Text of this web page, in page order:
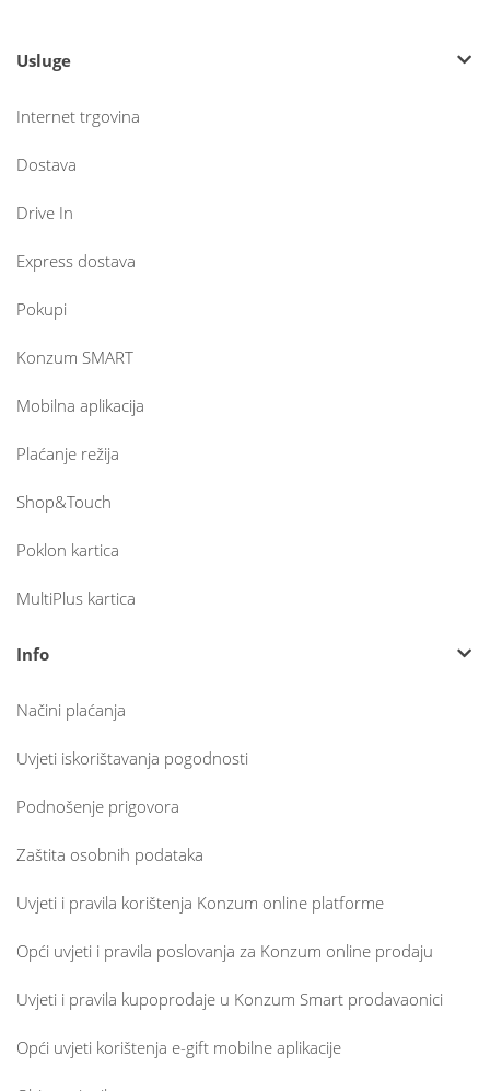
Usluge
Internet trgovina
Dostava
Drive In
Express dostava
Pokupi
Konzum SMART
Mobilna aplikacija
Plaćanje režija
Shop&Touch
Poklon kartica
MultiPlus kartica
Info
Načini plaćanja
Uvjeti iskorištavanja pogodnosti
Podnošenje prigovora
Zaštita osobnih podataka
Uvjeti i pravila korištenja Konzum online platforme
Opći uvjeti i pravila poslovanja za Konzum online prodaju
Uvjeti i pravila kupoprodaje u Konzum Smart prodavaonici
Opći uvjeti korištenja e-gift mobilne aplikacije